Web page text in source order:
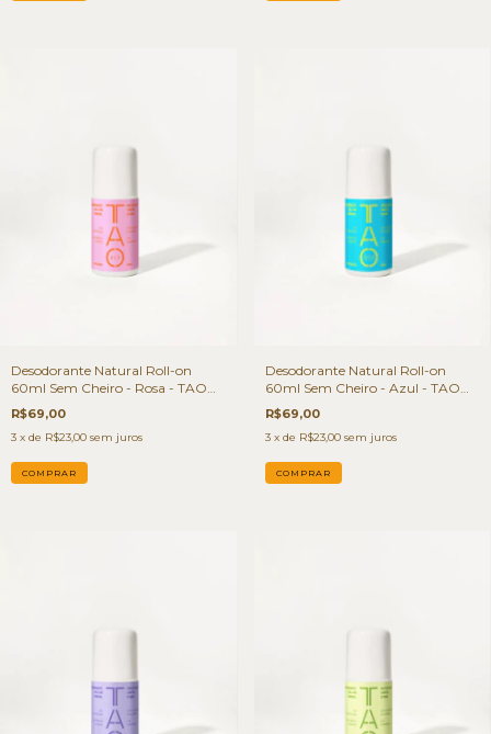
Desodorante Natural Roll-on
60ml Sem Cheiro - Rosa - TAO
Deo
R$69,00
3 x de R$23,00 sem juros
Desodorante Natural Roll-on
60ml Sem Cheiro - Azul - TAO
Deo
R$69,00
3 x de R$23,00 sem juros